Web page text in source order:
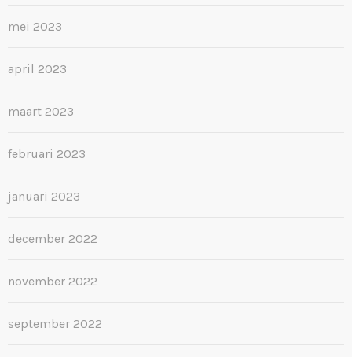
mei 2023
april 2023
maart 2023
februari 2023
januari 2023
december 2022
november 2022
september 2022